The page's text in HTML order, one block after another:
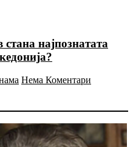
најпознатата
Нема Коментари